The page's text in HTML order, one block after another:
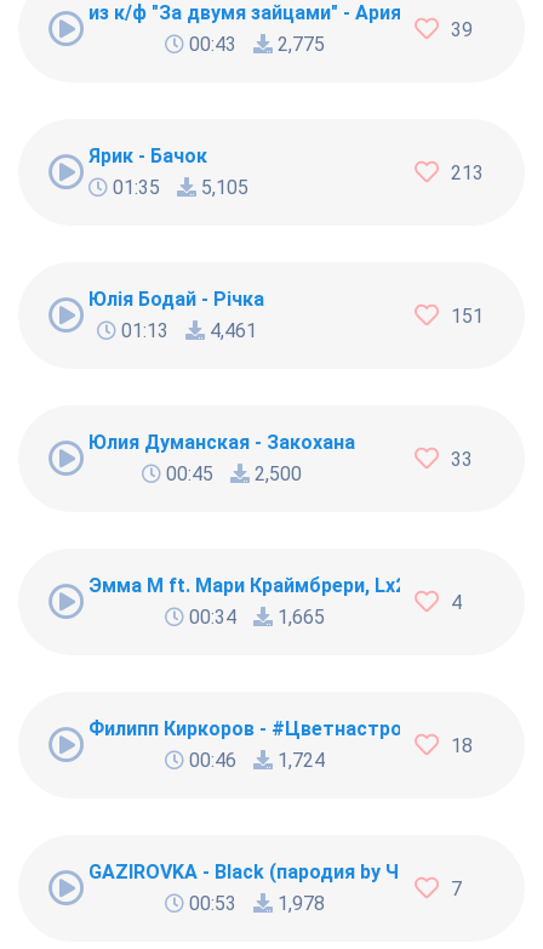
из к/ф "За двумя зайцами" - Ария Прони
00:43
2,775
39
Ярик - Бачок
01:35
5,105
213
Юлія Бодай - Річка
01:13
4,461
151
Юлия Думанская - Закохана
00:45
2,500
33
Эмма М ft. Мари Краймбрери, Lx24 & Luxor -
00:34
1,665
4
Филипп Киркоров - #Цветнастроениясиний
00:46
1,724
18
GAZIROVKA - Black (пародия by Чоткий Паца)
00:53
1,978
7